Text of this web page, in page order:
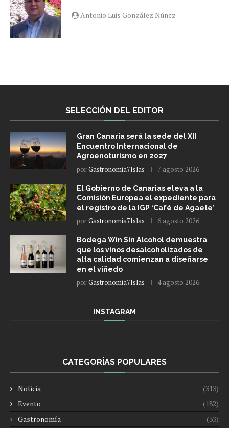
Antonio Luis González Núñez
SELECCIÓN DEL EDITOR
Gran Canaria será la sede del XII
Encuentro Internacional de
Agroenoturismo en 2027
porGastronomia7Islas 7 agosto 2026
El Gobierno de Canarias eleva a la
Comisión Europea el expediente para
el registro de la IGP ‘Café de Agaete’
porGastronomia7Islas 6 agosto 2026
Bodega Win Sin Alcohol demuestra
que los vinos desalcoholizados de
alta calidad comienzan a diseñarse
en el viñedo
porGastronomia7Islas 4 agosto 2026
INSTAGRAM
CATEGORÍAS POPULARES
Noticia
(313)
Evento
(182)
Gastronomía
(33)